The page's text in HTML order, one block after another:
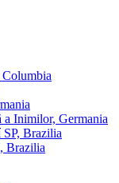
a Inimilor, Germania
SP, Brazilia
Brazilia